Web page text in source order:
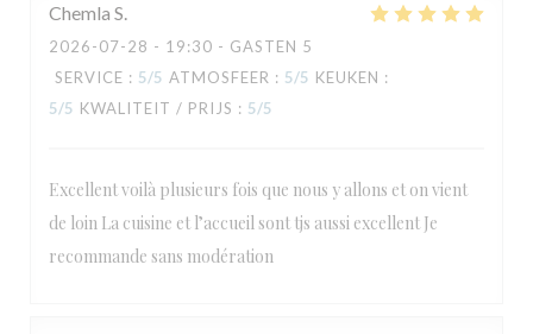
Chemla S
2026-07-28 - 19:30 - GASTEN 5
SERVICE : 5/5 ATMOSFEER : 5/5 KEUKEN :
5/5 KWALITEIT / PRIJS : 5/5
Excellent voilà plusieurs fois que nous y allons et on vient
de loin La cuisine et l’accueil sont tjs aussi excellent Je
recommande sans modération